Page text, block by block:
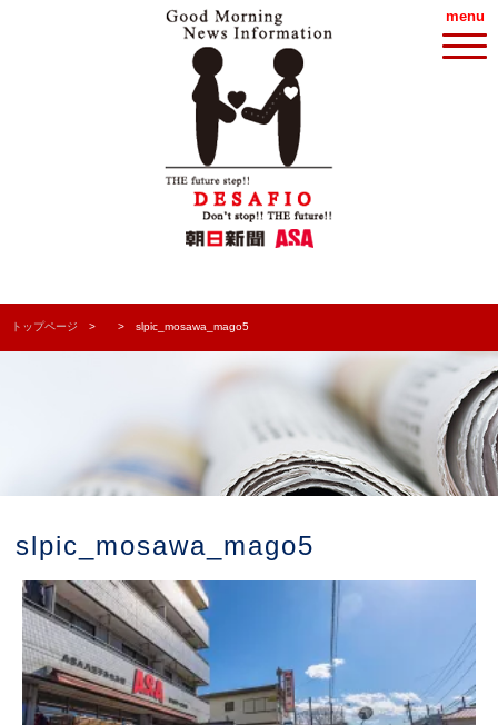
トップページ slpic_mosawa_mago5
slpic_mosawa_mago5
menu